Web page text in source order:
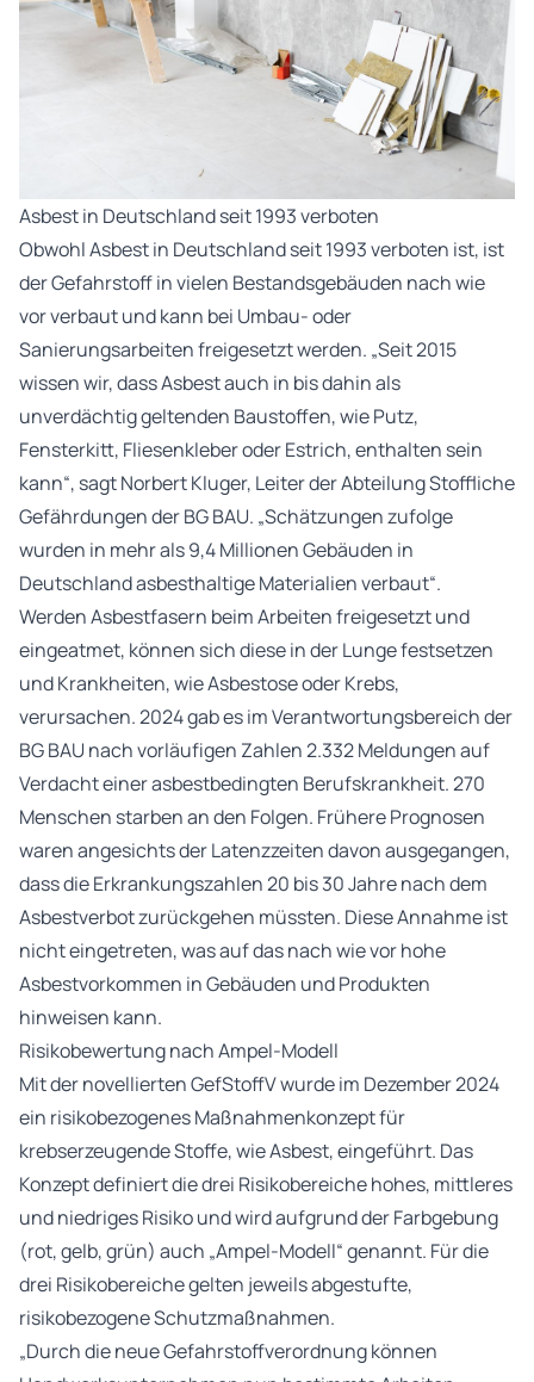
Asbest in Deutschland seit 1993 verboten
Obwohl Asbest in Deutschland seit 1993 verboten ist, ist
der Gefahrstoff in vielen Bestandsgebäuden nach wie
vor verbaut und kann bei Umbau- oder
Sanierungsarbeiten freigesetzt werden. „Seit 2015
wissen wir, dass Asbest auch in bis dahin als
unverdächtig geltenden Baustoffen, wie Putz,
Fensterkitt, Fliesenkleber oder Estrich, enthalten sein
kann“, sagt Norbert Kluger, Leiter der Abteilung Stoffliche
Gefährdungen der BG BAU. „Schätzungen zufolge
wurden in mehr als 9,4 Millionen Gebäuden in
Deutschland asbesthaltige Materialien verbaut“.
Werden Asbestfasern beim Arbeiten freigesetzt und
eingeatmet, können sich diese in der Lunge festsetzen
und Krankheiten, wie Asbestose oder Krebs,
verursachen. 2024 gab es im Verantwortungsbereich der
BG BAU nach vorläufigen Zahlen 2.332 Meldungen auf
Verdacht einer asbestbedingten Berufskrankheit. 270
Menschen starben an den Folgen. Frühere Prognosen
waren angesichts der Latenzzeiten davon ausgegangen,
dass die Erkrankungszahlen 20 bis 30 Jahre nach dem
Asbestverbot zurückgehen müssten. Diese Annahme ist
nicht eingetreten, was auf das nach wie vor hohe
Asbestvorkommen in Gebäuden und Produkten
hinweisen kann.
Risikobewertung nach Ampel-Modell
Mit der novellierten GefStoffV wurde im Dezember 2024
ein risikobezogenes Maßnahmenkonzept für
krebserzeugende Stoffe, wie Asbest, eingeführt. Das
Konzept definiert die drei Risikobereiche hohes, mittleres
und niedriges Risiko und wird aufgrund der Farbgebung
(rot, gelb, grün) auch „Ampel-Modell“ genannt. Für die
drei Risikobereiche gelten jeweils abgestufte,
risikobezogene Schutzmaßnahmen.
„Durch die neue Gefahrstoffverordnung können